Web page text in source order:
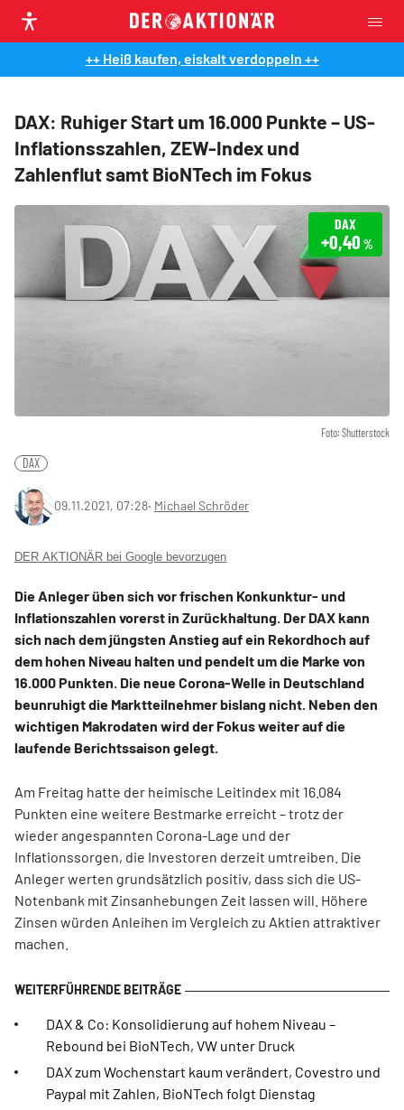
++ Heiß kaufen, eiskalt verdoppeln ++
DAX: Ruhiger Start um 16.000 Punkte – US-
Inflationsszahlen, ZEW-Index und
Zahlenflut samt BioNTech im Fokus
Foto: Shutterstock
DAX
+0,40 %
DAX
09.11.2021, 07:28‧ Michael Schröder
DER AKTIONÄR bei Google bevorzugen
Die Anleger üben sich vor frischen Konkunktur- und
Inflationszahlen vorerst in Zurückhaltung. Der DAX kann
sich nach dem jüngsten Anstieg auf ein Rekordhoch auf
dem hohen Niveau halten und pendelt um die Marke von
16.000 Punkten. Die neue Corona-Welle in Deutschland
beunruhigt die Marktteilnehmer bislang nicht. Neben den
wichtigen Makrodaten wird der Fokus weiter auf die
laufende Berichtssaison gelegt.
Am Freitag hatte der heimische Leitindex mit 16.084
Punkten eine weitere Bestmarke erreicht – trotz der
wieder angespannten Corona-Lage und der
Inflationssorgen, die Investoren derzeit umtreiben. Die
Anleger werten grundsätzlich positiv, dass sich die US-
Notenbank mit Zinsanhebungen Zeit lassen will. Höhere
Zinsen würden Anleihen im Vergleich zu Aktien attraktiver
machen.
DAX & Co: Konsolidierung auf hohem Niveau –
Rebound bei BioNTech, VW unter Druck
DAX zum Wochenstart kaum verändert, Covestro und
Paypal mit Zahlen, BioNTech folgt Dienstag